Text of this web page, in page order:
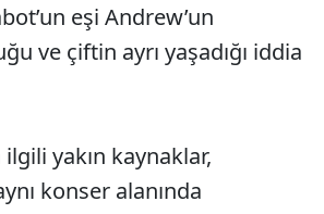
eşi Andrew’un
ve çiftin ayrı yaşadığı iddia
yakın kaynaklar,
konser alanında